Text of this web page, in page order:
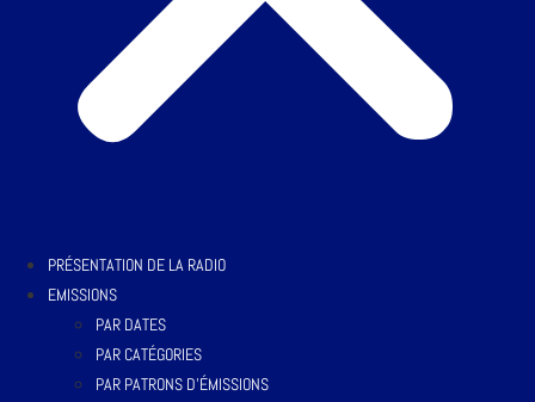
PRÉSENTATION DE LA RADIO
EMISSIONS
PAR DATES
PAR CATÉGORIES
PAR PATRONS D’ÉMISSIONS